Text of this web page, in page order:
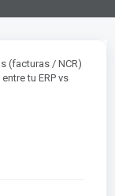
(facturas / NCR)
tu ERP vs